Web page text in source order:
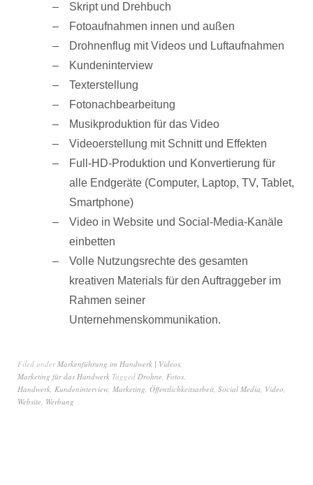
Skript und Drehbuch
Fotoaufnahmen innen und außen
Drohnenflug mit Videos und Luftaufnahmen
Kundeninterview
Texterstellung
Fotonachbearbeitung
Musikproduktion für das Video
Videoerstellung mit Schnitt und Effekten
Full-HD-Produktion und Konvertierung für
alle Endgeräte (Computer, Laptop, TV, Tablet,
Smartphone)
Video in Website und Social-Media-Kanäle
einbetten
Volle Nutzungsrechte des gesamten
kreativen Materials für den Auftraggeber im
Rahmen seiner
Unternehmenskommunikation.
Filed underMarkenführung im Handwerk | Videos,
Marketing für das Handwerk Tagged Drohne, Fotos,
Handwerk, Kundeninterview, Marketing, Öffentlichkeitsarbeit, Social Media, Video,
Website, Werbung